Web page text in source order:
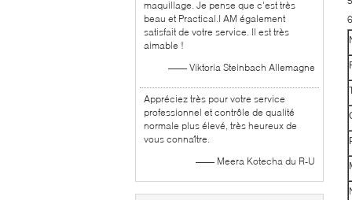
maquillage. Je pense que c'est très
beau et Practical.I AM également
satisfait de votre service. Il est très
aimable !
—— Viktoria Steinbach Allemagne
Appréciez très pour votre service
professionnel et contrôle de qualité
normale plus élevé, très heureux de
vous connaître.
—— Meera Kotecha du R-U